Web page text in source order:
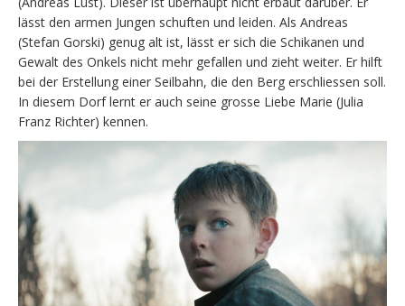
lässt den armen Jungen schuften und leiden. Als Andreas
(Stefan Gorski) genug alt ist, lässt er sich die Schikanen und
Gewalt des Onkels nicht mehr gefallen und zieht weiter. Er hilft
bei der Erstellung einer Seilbahn, die den Berg erschliessen soll.
In diesem Dorf lernt er auch seine grosse Liebe Marie (Julia
Franz Richter) kennen.